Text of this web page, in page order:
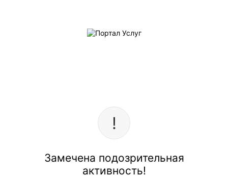
Замечена подозрительная
активность!